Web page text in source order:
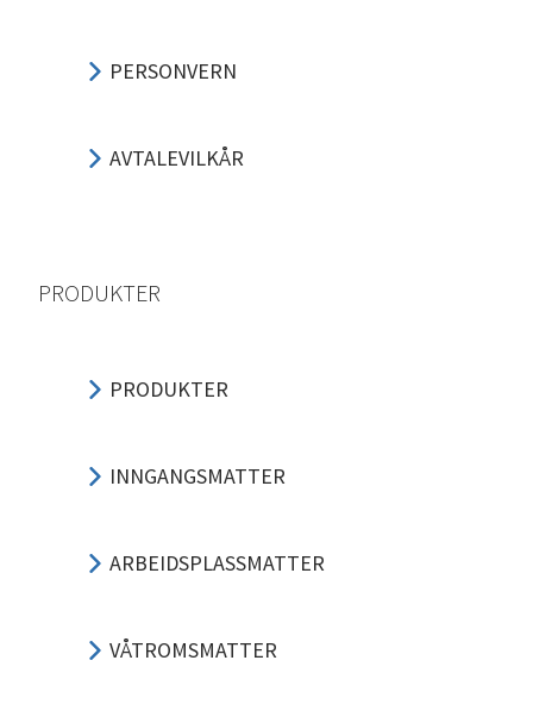
PERSONVERN
AVTALEVILKÅR
PRODUKTER
PRODUKTER
INNGANGSMATTER
ARBEIDSPLASSMATTER
VÅTROMSMATTER